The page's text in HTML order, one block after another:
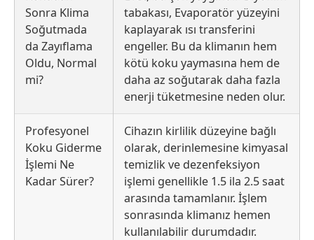
Sonra Klima
Soğutmada
da Zayıflama
Oldu, Normal
mi?
tabakası, Evaporatör yüzeyini
kaplayarak ısı transferini
engeller. Bu da klimanın hem
kötü koku yaymasına hem de
daha az soğutarak daha fazla
enerji tüketmesine neden olur.
Profesyonel
Koku Giderme
İşlemi Ne
Kadar Sürer?
Cihazın kirlilik düzeyine bağlı
olarak, derinlemesine kimyasal
temizlik ve dezenfeksiyon
işlemi genellikle 1.5 ila 2.5 saat
arasında tamamlanır. İşlem
sonrasında klimanız hemen
kullanılabilir durumdadır.